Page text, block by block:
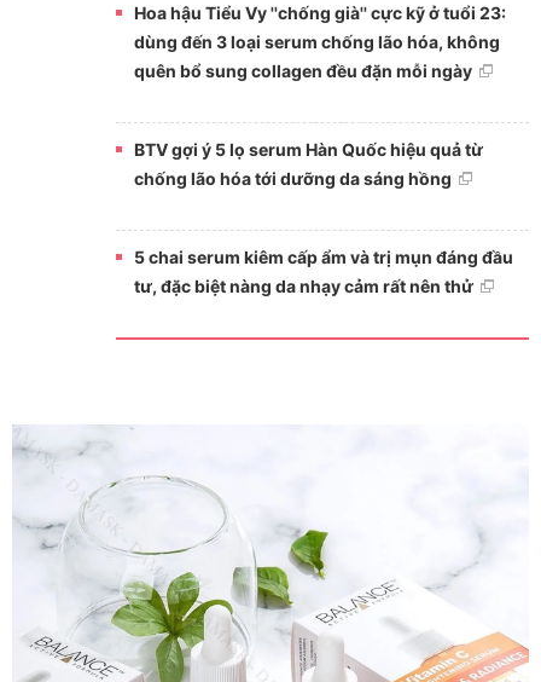
Hoa hậu Tiểu Vy ''chống già'' cực kỹ ở tuổi 23:
dùng đến 3 loại serum chống lão hóa, không
quên bổ sung collagen đều đặn mỗi ngày
BTV gợi ý 5 lọ serum Hàn Quốc hiệu quả từ
chống lão hóa tới dưỡng da sáng hồng
5 chai serum kiêm cấp ẩm và trị mụn đáng đầu
tư, đặc biệt nàng da nhạy cảm rất nên thử